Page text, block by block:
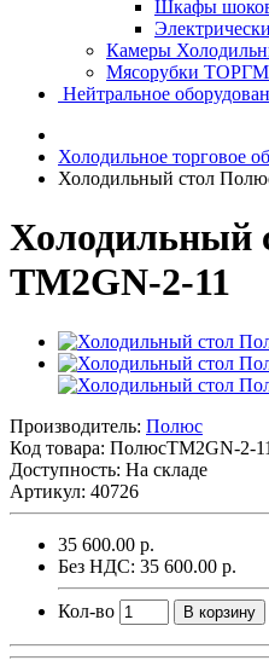
Шкафы
Камеры
Мясорубки
Нейтральное
Холодильное торговое
Холодильный стол
Холодильный
TM2GN-2-11
Производитель: Полюс
Код товара: ПолюсTM2GN-2-11
Доступность: На складе
Артикул: 40726
35 600.00 р.
Без НДС: 35 600.00 р.
Кол-во В корзину